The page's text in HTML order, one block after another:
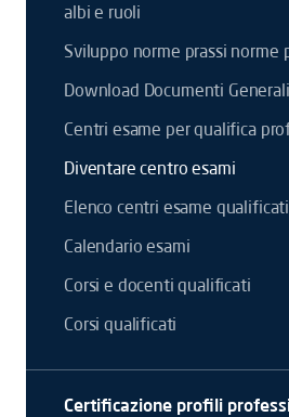
albi e ruoli
Sviluppo norme prassi norme
Download Documenti Generali
Centri esame per qualifica
Diventare centro esami
Elenco centri esame qualificati
Calendario esami
Corsi e docenti qualificati
Corsi qualificati
Certificazione profili